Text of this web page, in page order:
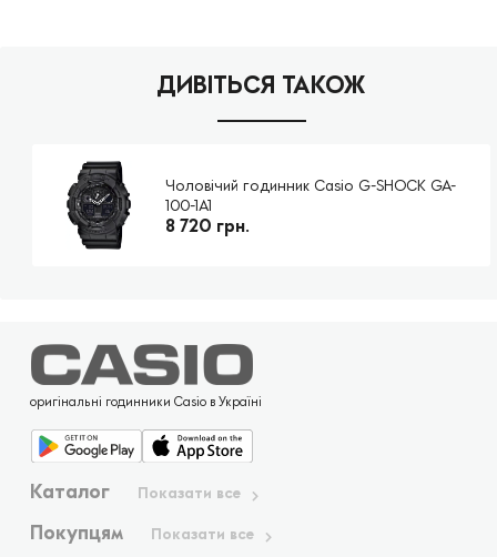
ДИВІТЬСЯ ТАКОЖ
Чоловічий годинник Casio G-SHOCK GA-
100-1A1
8 720 грн.
оригінальні годинники Casio в Україні
Каталог Показати все
Покупцям Показати все